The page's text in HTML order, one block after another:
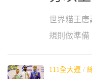
世界貓王
規則做準備
111全大運 /